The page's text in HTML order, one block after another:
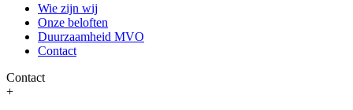
Wie zijn wij
Onze beloften
Duurzaamheid MVO
Contact
Contact
+